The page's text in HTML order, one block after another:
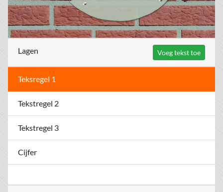
Lagen Voeg tekst toe
Teksregel 1
Tekstregel 2
Tekstregel 3
Cijfer